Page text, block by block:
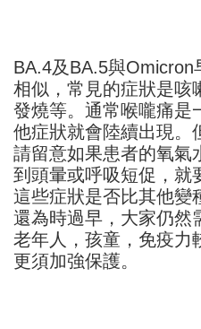
BA.4及BA.5與Omicron
相似，常見的症狀是咳
發燒等。通常喉嚨痛是
他症狀就會陸續出現。
請留意如果患者的氧氣
到頭暈或呼吸短促，就
這些症狀是否比其他變
還為時過早，大家仍然
老年人 ，孩童， 免疫力
更須加強保護。